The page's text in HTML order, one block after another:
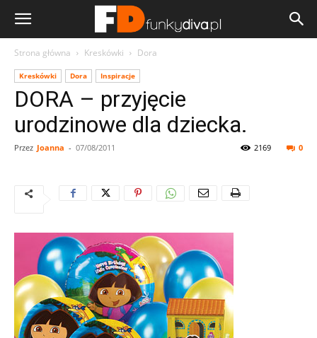
Strona główna Kreskówki Dora
Kreskówki Dora Inspiracje
DORA – przyjęcie
urodzinowe dla dziecka.
Przez Joanna - 07/08/2011 0
2169